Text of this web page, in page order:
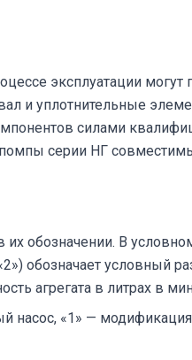
эксплуатации могут
и уплотнительные
силами
помпы серии НГ
их обозначении. В
обозначает условный
агрегата в литрах в
«1» —